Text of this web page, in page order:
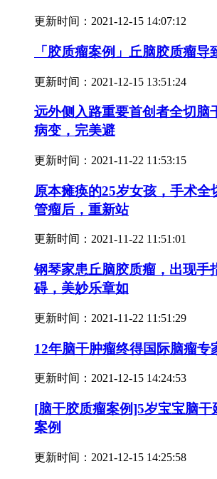
更新时间： 2021-12-15 14:07:12
「胶质瘤案例」丘脑胶质瘤导
更新时间： 2021-12-15 13:51:24
远外侧入路重要首创者全切脑
病变，完美避
更新时间： 2021-11-22 11:53:15
原本瘫痪的25岁女孩，手术全
管瘤后，重新站
更新时间： 2021-11-22 11:51:01
钢琴家患丘脑胶质瘤，出现手
碍，美妙乐章如
更新时间： 2021-11-22 11:51:29
12年脑干肿瘤终得国际脑瘤专
更新时间： 2021-12-15 14:24:53
[脑干胶质瘤案例]5岁宝宝脑干
案例
更新时间： 2021-12-15 14:25:58